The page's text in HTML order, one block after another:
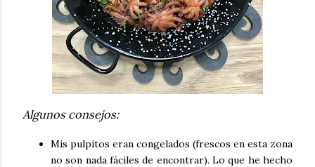
Algunos consejos:
Mis pulpitos eran congelados (frescos en esta zona
no son nada fáciles de encontrar). Lo que he hecho